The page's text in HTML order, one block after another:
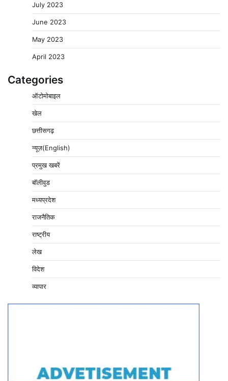
July 2023
June 2023
May 2023
April 2023
Categories
ऑटोमोबाइल
खेल
छत्तीसगढ़
न्यूज़(English)
प्रमुख खबरें
बॉलीवुड
मध्यप्रदेश
राजनैतिक
राष्ट्रीय
लेख
विदेश
व्यापार